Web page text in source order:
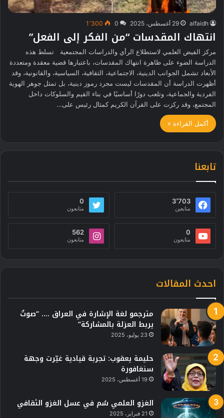
alfaidh 29 أغسطس، 2025 0 1٬300
انتهاك المقدسات “من الفكر إلى الفعل”
مركز الفيض العلمي لاستطلاع الرأي والدراسات المجتمعية تسلط هذه
الدراسة الضوء على ظاهرة انتهاك المقدسات، باعتبارها قضية معقدة ومتعددة
الأبعاد تشمل الجوانب الدينية، الاجتماعية، الثقافية، السياسية، والقانونية، وقد
أظهرت الدراسة أن المقدسات ليست مجرد رموز دينية، بل تمثل جوهر الهوية
الفردية والجماعية، وتلعب دورًا أساسيًا في بناء القيم والسلوكات داخل
المجتمع، وقد ركزت على القرآن الكريم كمثال رئيس على…
أكمل القراءة »
تابعنا
3٬703
متابعين
0
متابعون
0
متابعون
562
متابعون
احدث المقالات
مترجمو لغة الإشارة في العراق …. “صوتٌ
يربط العزلة بالمشاركة”
23 يوليو، 2025
حليمة يعقوب: تجربة قيادية غيّرت وجهة
سنغافورة
19 أغسطس، 2025
الغزو العلمي سُم في عسل الغزو الثقافي
21 فبراير، 2025